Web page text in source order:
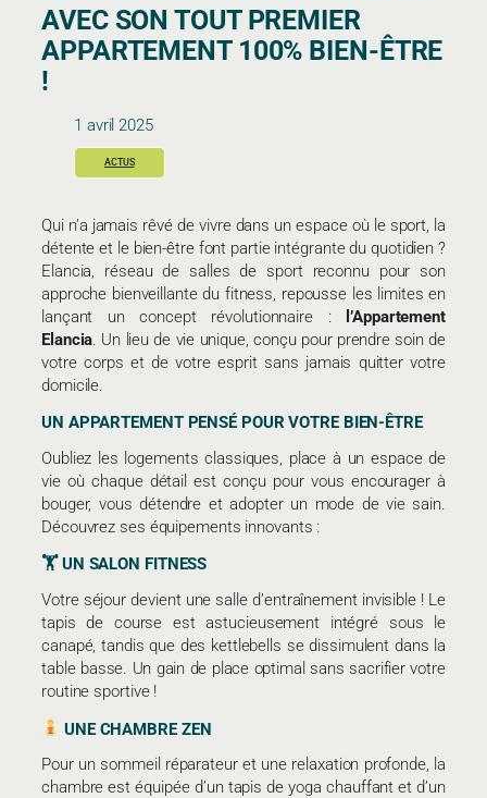
AVEC SON TOUT PREMIER
APPARTEMENT 100% BIEN-ÊTRE
!
1 avril 2025
ACTUS
Qui n’a jamais rêvé de vivre dans un espace où le sport, la
détente et le bien-être font partie intégrante du quotidien ?
Elancia, réseau de salles de sport reconnu pour son
approche bienveillante du fitness, repousse les limites en
lançant un concept révolutionnaire :
l’Appartement
Elancia . Un lieu de vie unique, conçu pour prendre soin de
votre corps et de votre esprit sans jamais quitter votre
domicile.
UN APPARTEMENT PENSÉ POUR VOTRE BIEN-ÊTRE
Oubliez les logements classiques, place à un espace de
vie où chaque détail est conçu pour vous encourager à
bouger, vous détendre et adopter un mode de vie sain.
Découvrez ses équipements innovants :
🏋️ UN SALON FITNESS
Votre séjour devient une salle d’entraînement invisible ! Le
tapis de course est astucieusement intégré sous le
canapé, tandis que des kettlebells se dissimulent dans la
table basse. Un gain de place optimal sans sacrifier votre
routine sportive !
UNE CHAMBRE ZEN
Pour un sommeil réparateur et une relaxation profonde, la
chambre est équipée d’un tapis de yoga chauffant et d’un